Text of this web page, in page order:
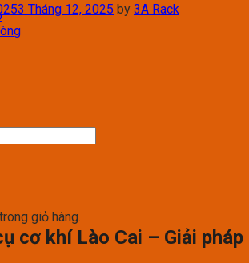
giỏ hàng.
3 Tháng 12, 2025 by 3A Rack
cơ khí Lào Cai – Giải